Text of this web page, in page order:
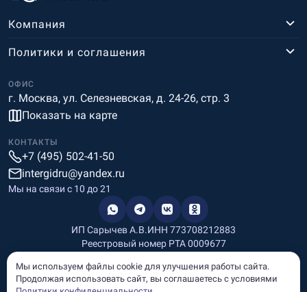
Компания
ОФИС
г. Москва, ул. Селезневская, д. 24-26, стр. 3
Показать на карте
Политики и соглашения
КОНТАКТЫ
+7 (495) 502-41-50
intergidru@yandex.ru
Мы на связи c 10 до 21
ИП Сарычев А.В.ИНН 773708212883
Реестровый номер РТА 0009677
Информация, размещённая на сайте, носит информационный
характер и не является рекламой и публичной офертой.
Мы используем файлы cookie для улучшения работы сайта.
Продолжая использовать сайт, вы соглашаетесь с условиями